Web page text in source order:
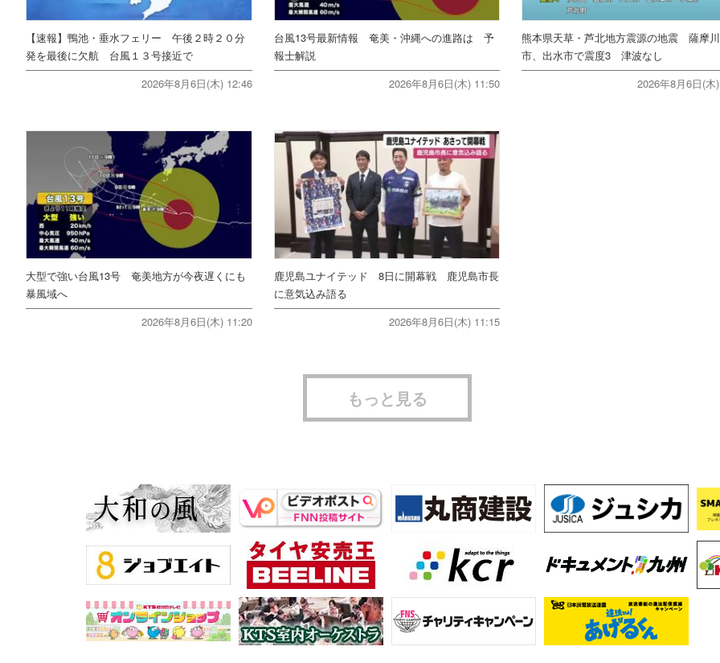
【速報】鴨池・垂水フェリー 午後２時２０分
発を最後に欠航 台風１３号接近で
2026年8月6日(木) 12:46
台風13号最新情報 奄美・沖縄への進路は 予
報士解説
2026年8月6日(木) 11:50
熊本県天草・芦北地方震源の地震 薩摩
市、出水市で震度3 津波なし
2026年8月6日(木
大型で強い台風13号 奄美地方が今夜遅くにも
暴風域へ
2026年8月6日(木) 11:20
鹿児島ユナイテッド 8日に開幕戦 鹿児島市長
に意気込み語る
2026年8月6日(木) 11:15
もっと見る